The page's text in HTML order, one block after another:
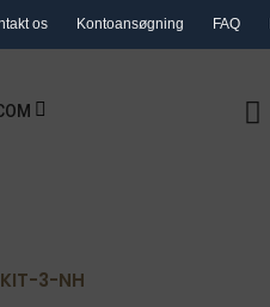
FAQ
Kontoansøgning
os
3-NH